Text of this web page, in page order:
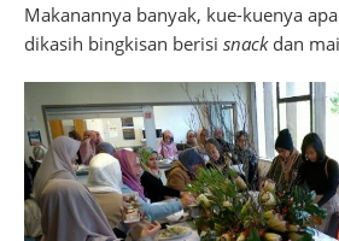
Makanannya banyak, kue-kuenya
dikasih bingkisan berisi snackdan